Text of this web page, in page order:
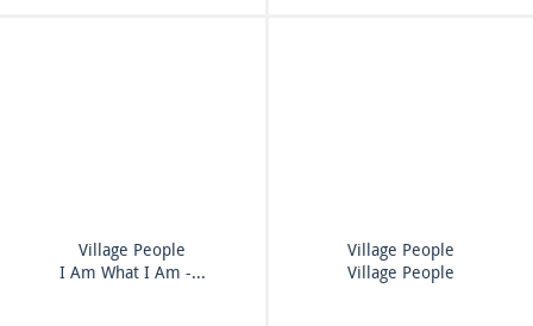
Village People
I Am What I Am -...
Village People
Village People